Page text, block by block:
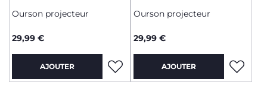
Ourson projecteur
29,99 €
AJOUTER
Ourson projecteur
29,99 €
AJOUTER